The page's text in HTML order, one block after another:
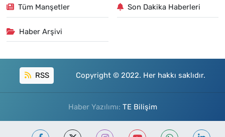
Tüm Manşetler Son Dakika Haberleri
Haber Arşivi
RSS Copyright © 2022. Her hakkı saklıdır.
Haber Yazılımı: TE Bilişim